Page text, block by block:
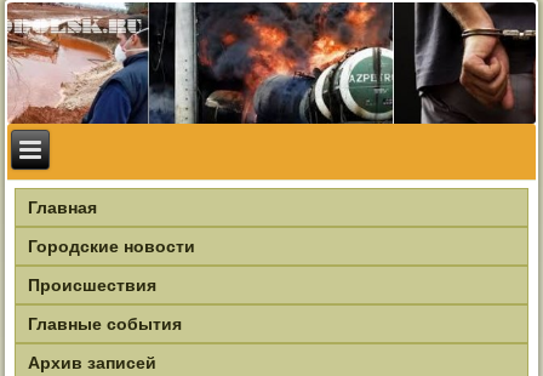
Главная
Городские новости
Происшествия
Главные события
Архив записей